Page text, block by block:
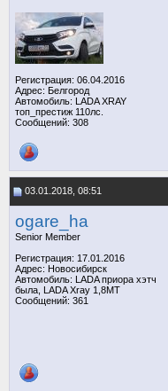
Регистрация: 06.04.2016
Адрес: Белгород
Автомобиль: LADA XRAY
топ_престиж 110лс.
Сообщений: 308
03.01.2018, 08:51
ogare_ha
Senior Member
Регистрация: 17.01.2016
Адрес: Новосибирск
Автомобиль: LADA приора хэтч
была, LADA Xray 1,8МТ
Сообщений: 361